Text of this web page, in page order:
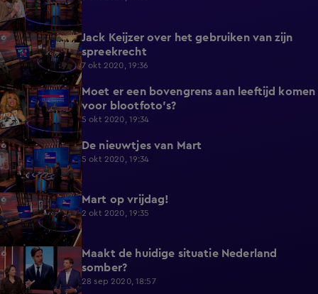
9:54
Jack Keijzer over het gebruiken van zijn
spreekrecht
7 okt 2020, 19:36
2:20
Moet er een bovengrens aan leeftijd komen
voor blootfoto's?
5 okt 2020, 19:34
3:08 De nieuwtjes van Mart
5 okt 2020, 19:34
4:10 Mart op vrijdag!
2 okt 2020, 19:35
0:40
Maakt de huidige situatie Nederland
somber?
28 sep 2020, 18:57